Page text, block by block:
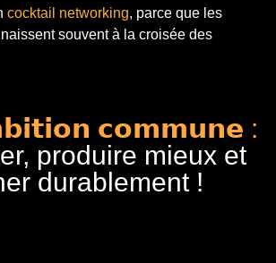
cocktail networking, parce que les
souvent à la croisée des
𝗰𝗼𝗺𝗺𝘂𝗻𝗲 :
produire mieux et
durablement !